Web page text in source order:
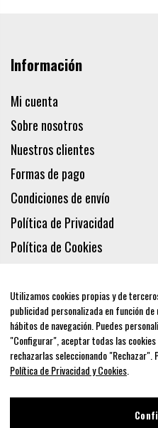
Información
Mi cuenta
Sobre nosotros
Nuestros clientes
Formas de pago
Condiciones de envío
Política de Privacidad
Política de Cookies
Aviso legal
Síguenos
Utilizamos cookies propias y de
publicidad personalizada en función
hábitos de navegación. Puedes
"Configurar", aceptar todas las
rechazarlas seleccionando
Política de Privacidad y Cookies